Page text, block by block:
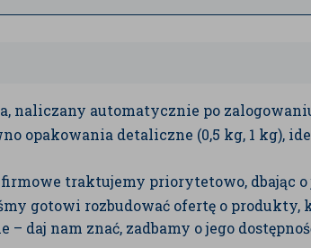
naliczany automatycznie po
opakowania detaliczne (0,5 kg, 1 kg),
traktujemy priorytetowo, dbając o
gotowi rozbudować ofertę o
daj nam znać, zadbamy o jego